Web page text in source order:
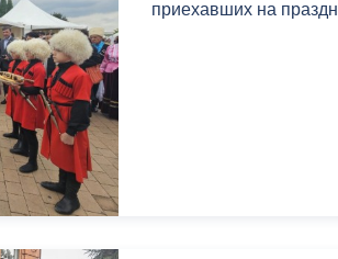
приехавших на